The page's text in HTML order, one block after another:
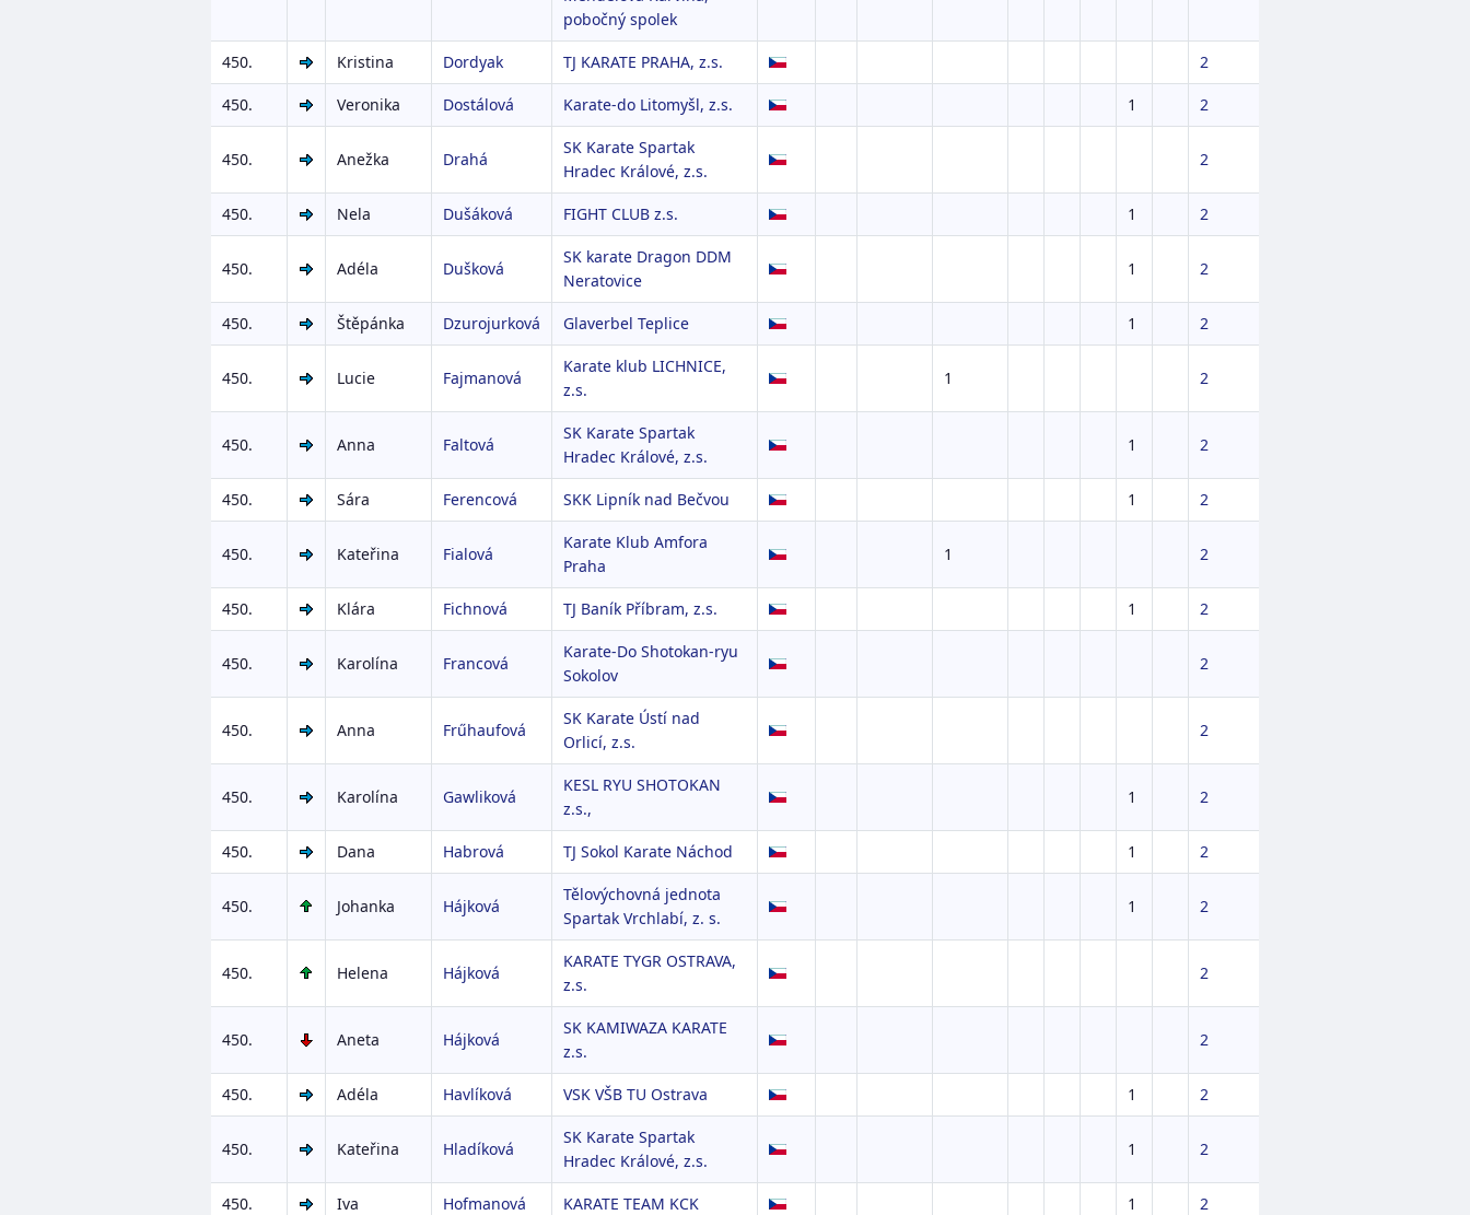
pobočný spolek
450. Kristina Dordyak TJ KARATE PRAHA, z.s. 2
450. Veronika Dostálová Karate-do Litomyšl, z.s. 1 2
450. Anežka Drahá
SK Karate Spartak
Hradec Králové, z.s.
2
450. Nela Dušáková FIGHT CLUB z.s. 1 2
450. Adéla Dušková
SK karate Dragon DDM
Neratovice
1 2
450. Štěpánka Dzurojurková Glaverbel Teplice 1 2
450. Lucie Fajmanová
Karate klub LICHNICE,
z.s.
1 2
450. Anna Faltová
SK Karate Spartak
Hradec Králové, z.s.
1 2
450. Sára Ferencová SKK Lipník nad Bečvou 1 2
450. Kateřina Fialová
Karate Klub Amfora
Praha
1 2
450. Klára Fichnová TJ Baník Příbram, z.s. 1 2
450. Karolína Francová
Karate-Do Shotokan-ryu
Sokolov
2
450. Anna Frűhaufová
SK Karate Ústí nad
Orlicí, z.s.
2
450. Karolína Gawliková
KESL RYU SHOTOKAN
z.s.,
1 2
450. Dana Habrová TJ Sokol Karate Náchod 1 2
450. Johanka Hájková
Tělovýchovná jednota
Spartak Vrchlabí, z. s.
1 2
450. Helena Hájková
KARATE TYGR OSTRAVA,
z.s.
2
450. Aneta Hájková
SK KAMIWAZA KARATE
z.s.
2
450. Adéla Havlíková VSK VŠB TU Ostrava 1 2
450. Kateřina Hladíková
SK Karate Spartak
Hradec Králové, z.s.
1 2
450. Iva Hofmanová KARATE TEAM KCK 1 2